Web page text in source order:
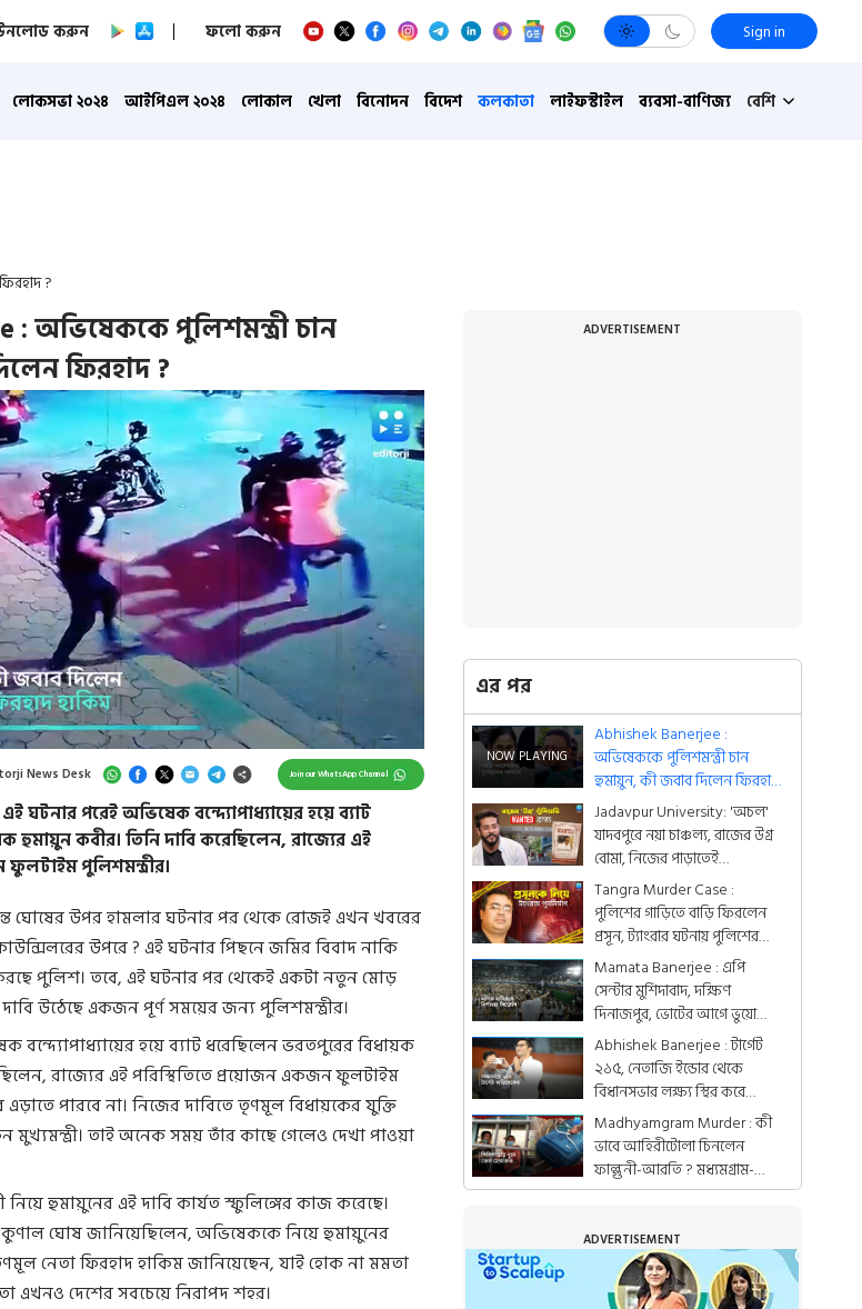
করুন ফলো করুন Sign in
লোকসভা ২০২৪ আইপিএল ২০২৪ লোকাল খেলা বিনোদন বিদেশ কলকাতা লাইফস্টাইল ব্যবসা-বাণিজ্য বেশি
?
: অভিষেককে পুলিশমন্ত্রী চান
ফিরহাদ ?
ঘটনার পরেই অভিষেক বন্দ্যোপাধ্যায়ের হয়ে ব্যাট
হুমায়ুন কবীর। তিনি দাবি করেছিলেন, রাজ্যের এই
পুলিশমন্ত্রীর।
News Desk Join our WhatsApp Channel
Unmute
/
ঘোষের উপর হামলার ঘটনার পর থেকে রোজই এখন খবরের
উপরে ? এই ঘটনার পিছনে জমির বিবাদ নাকি
পুলিশ। তবে, এই ঘটনার পর থেকেই একটা নতুন মোড়
উঠেছে একজন পূর্ণ সময়ের জন্য পুলিশমন্ত্রীর।
বন্দ্যোপাধ্যায়ের হয়ে ব্যাট ধরেছিলেন ভরতপুরের বিধায়ক
রাজ্যের এই পরিস্থিতিতে প্রয়োজন একজন ফুলটাইম
পারবে না। নিজের দাবিতে তৃণমূল বিধায়কের যুক্তি
তাই অনেক সময় তাঁর কাছে গেলেও দেখা পাওয়া
হুমায়ুনের এই দাবি কার্যত স্ফুলিঙ্গের কাজ করেছে।
ঘোষ জানিয়েছিলেন, অভিষেককে নিয়ে হুমায়ুনের
তৃণমূল নেতা ফিরহাদ হাকিম জানিয়েছেন, যাই হোক না মমতা
এখনও দেশের সবচেয়ে নিরাপদ শহর।
ADVERTISEMENT
এর পর
Abhishek Banerjee :
অভিষেককে পুলিশমন্ত্রী চান
হুমায়ুন, কী জবাব দিলেন ফিরহাদ
?
Jadavpur University: 'অচল'
যাদবপুরে নয়া চাঞ্চল্য, রাজের উগ্র
বোমা, নিজের পাড়াতেই
'Wanted' ব্রাত্য
Tangra Murder Case :
পুলিশের গাড়িতে বাড়ি ফিরলেন
প্রসূন, ট্যাংরার ঘটনায় পুলিশের
পুনর্নির্মাণ
Mamata Banerjee : এপি
সেন্টার মুর্শিদাবাদ, দক্ষিণ
দিনাজপুর, ভোটের আগে ভুয়ো
ভোটারের জাল, বিজেপির বিরুদ্ধে
Abhishek Banerjee : টার্গেট
২১৫, নেতাজি ইন্ডোর থেকে
বিধানসভার লক্ষ্য স্থির করে
দিলেন অভিষেক
Madhyamgram Murder : কী
ভাবে আহিরীটোলা চিনলেন
ফাল্গুনী-আরতি ? মধ্যমগ্রাম-
কাণ্ডে উদ্ধার সেই ইট
ADVERTISEMENT